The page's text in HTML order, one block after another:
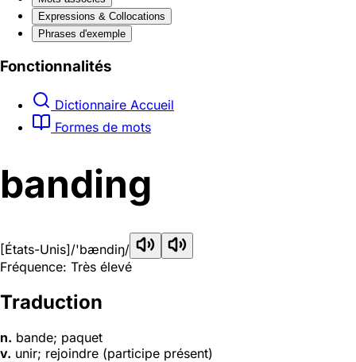
Expressions & Collocations
Phrases d'exemple
Fonctionnalités
Dictionnaire Accueil
Formes de mots
banding
[États-Unis]/'bændiŋ/
Fréquence: Très élevé
Traduction
n. bande; paquet
v. unir; rejoindre (participe présent)